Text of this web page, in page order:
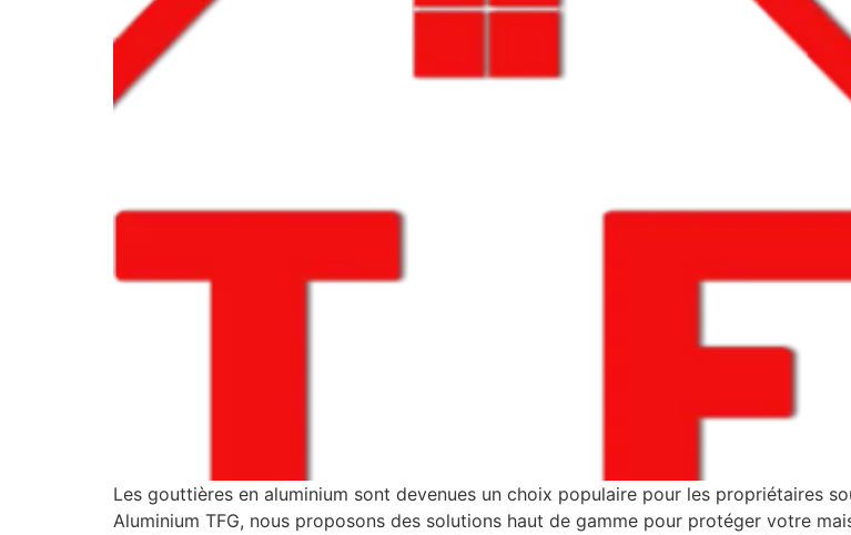
Les gouttières en aluminium sont devenues un choix populaire pour les propriétaires
Aluminium TFG, nous proposons des solutions haut de gamme pour protéger votre